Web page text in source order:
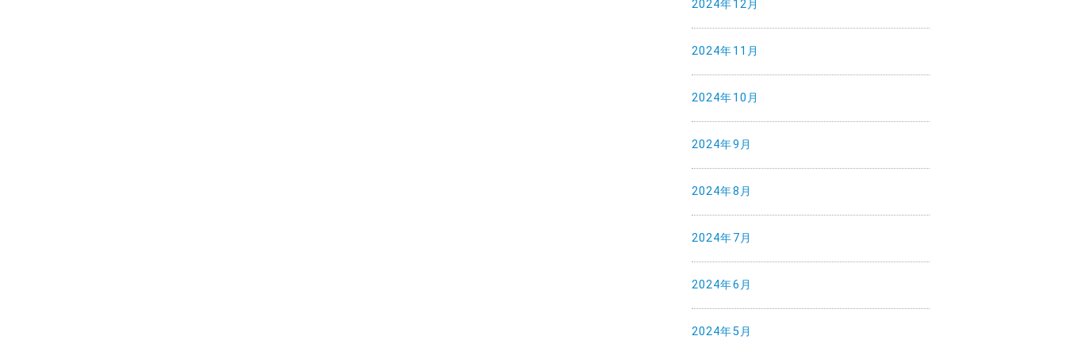
2024年12月
2024年11月
2024年10月
2024年9月
2024年8月
2024年7月
2024年6月
2024年5月